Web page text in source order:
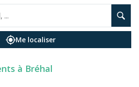
Me localiser
à Bréhal